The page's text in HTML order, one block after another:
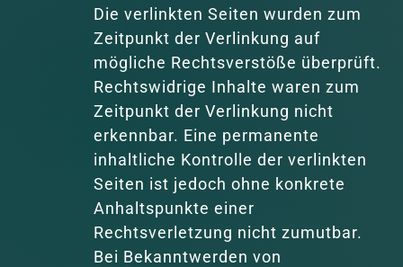
Die verlinkten Seiten wurden zum
Zeitpunkt der Verlinkung auf
mögliche Rechtsverstöße überprüft.
Rechtswidrige Inhalte waren zum
Zeitpunkt der Verlinkung nicht
erkennbar. Eine permanente
inhaltliche Kontrolle der verlinkten
Seiten ist jedoch ohne konkrete
Anhaltspunkte einer
Rechtsverletzung nicht zumutbar.
Bei Bekanntwerden von